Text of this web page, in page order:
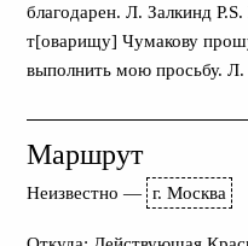
благодарен. Л. Залкинд
т[оварищу] Чумакову
выполнить мою просьбу. Л.
Маршрут
Неизвестно — г. Москва